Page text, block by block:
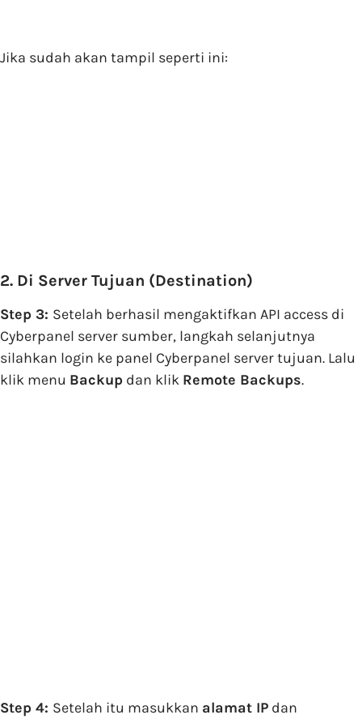
Jika sudah akan tampil seperti ini:
2. Di Server Tujuan (Destination)
Step 3: Setelah berhasil mengaktifkan API access di
Cyberpanel server sumber, langkah selanjutnya
silahkan login ke panel Cyberpanel server tujuan. Lalu
klik menu Backup dan klik Remote Backups.
Step 4: Setelah itu masukkan alamat IP dan